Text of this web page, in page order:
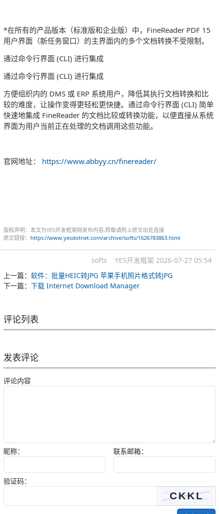
*在所有的产品版本（标准版和企业版）中，FineReader PDF 15
用户界面（新任务窗口）的主界面内的多个文档转换不受限制。
通过命令行界面 (CLI) 进行集成
通过命令行界面 (CLI) 进行集成
方便组织内的 DMS 或 ERP 系统用户，降低其执行文档转换和比
较的难度，让操作变得更轻松更快捷。通过命令行界面 (CLI) 简单
快速地集成 FineReader 的文档比较或转换功能，以便直接从系统
界面为用户当前正在处理的文档调用这些功能。
官网地址： https://www.abbyy.cn/finereader/
版权声明：本文为YES开发框架网发布内容,转载请附上原文出处连接
原文链接： https://www.yesdotnet.com/archive/softs/1626783863.html
softs YES开发框架 2026-07-27 05:54
上一篇： 软件：批量HEIC转JPG 苹果手机照片格式转JPG
下一篇： 下载 Internet Download Manager
评论列表
发表评论
评论内容
昵称： 联系邮箱：
验证码：